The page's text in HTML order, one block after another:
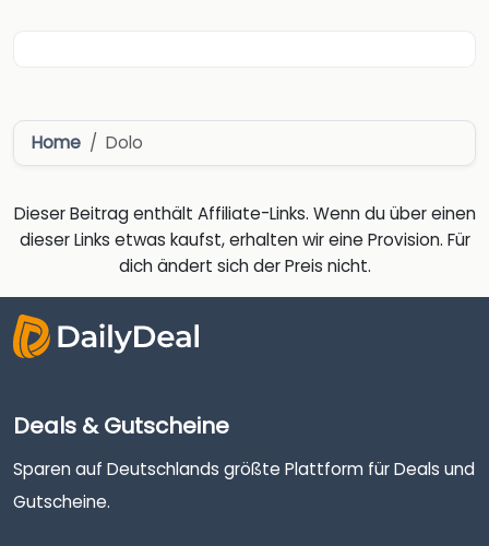
Home Dolo
Dieser Beitrag enthält Affiliate-Links. Wenn du über einen
dieser Links etwas kaufst, erhalten wir eine Provision. Für
dich ändert sich der Preis nicht.
Deals & Gutscheine
Sparen auf Deutschlands größte Plattform für Deals und
Gutscheine.